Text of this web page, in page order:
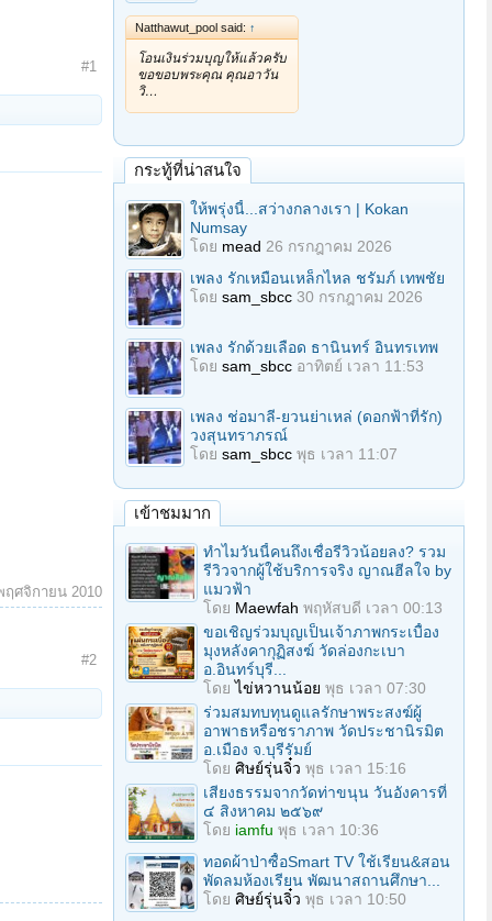
#1
ฤศจิกายน 2010
#2
Natthawut_pool said: ↑
โอนเงินร่วมบุญให้แล้วครับ
ขอขอบพระคุณ คุณอาวัน
วิ…
กระทู้ที่น่าสนใจ
ให้พรุ่งนี้...สว่างกลางเรา | Kokan
Numsay
โดย mead 26 กรกฎาคม 2026
เพลง รักเหมือนเหล็กไหล ชรัมภ์ เทพชัย
โดย sam_sbcc 30 กรกฎาคม 2026
เพลง รักด้วยเลือด ธานินทร์ อินทรเทพ
โดย sam_sbcc อาทิตย์ เวลา 11:53
เพลง ช่อมาลี-ยวนย่าเหล่ (ดอกฟ้าที่รัก)
วงสุนทราภรณ์
โดย sam_sbcc พุธ เวลา 11:07
เข้าชมมาก
ทำไมวันนี้คนถึงเชื่อรีวิวน้อยลง? รวม
รีวิวจากผู้ใช้บริการจริง ญาณฮีลใจ by
แมวฟ้า
โดย Maewfah พฤหัสบดี เวลา 00:13
ขอเชิญร่วมบุญเป็นเจ้าภาพกระเบื้อง
มุงหลังคากุฏิสงฆ์ วัดล่องกะเบา
อ.อินทร์บุรี...
โดยไข่หวานน้อย พุธ เวลา 07:30
ร่วมสมทบทุนดูแลรักษาพระสงฆ์ผู้
อาพาธหรือชราภาพ วัดประชานิรมิต
อ.เมือง จ.บุรีรัมย์
โดย ศิษย์รุ่นจิ๋ว พุธ เวลา 15:16
เสียงธรรมจากวัดท่าขนุน วันอังคารที่
๔ สิงหาคม ๒๕๖๙
โดย iamfu พุธ เวลา 10:36
ทอดผ้าป่าซื้อSmart TV ใช้เรียน&สอน
พัดลมห้องเรียน พัฒนาสถานศึกษา...
โดย ศิษย์รุ่นจิ๋ว พุธ เวลา 10:50